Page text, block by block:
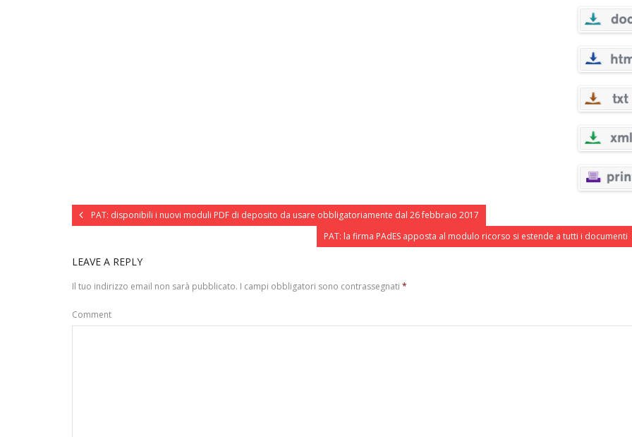
PAT: disponibili i nuovi moduli PDF di deposito da usare obbligatoriamente dal 26 febbraio 2017
PAT: la firma PAdES apposta al modulo ricorso si estende a tutti i documenti
LEAVE A REPLY
Il tuo indirizzo email non sarà pubblicato. I campi obbligatori sono contrassegnati *
Comment